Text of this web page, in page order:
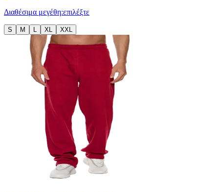
Διαθέσιμα μεγέθη:επιλέξτε
S M XL XXL